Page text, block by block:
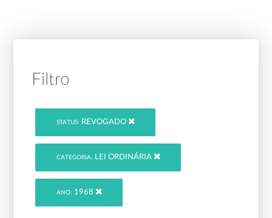
Filtro
STATUS: REVOGADO
CATEGORIA: LEI ORDINÁRIA
ANO: 1968